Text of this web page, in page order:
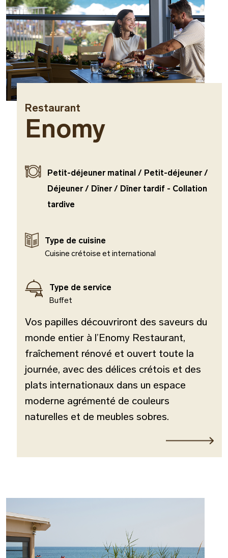
Restaurant
Enomy
Vos papilles découvriront des saveurs du
monde entier à l’Enomy Restaurant,
fraîchement rénové et ouvert toute la
journée, avec des délices crétois et des
plats internationaux dans un espace
moderne agrémenté de couleurs
naturelles et de meubles sobres.
Petit-déjeuner matinal / Petit-déjeuner /
Déjeuner / Dîner / Dîner tardif - Collation
tardive
Type de cuisine
Cuisine crétoise et international
Type de service
Buffet